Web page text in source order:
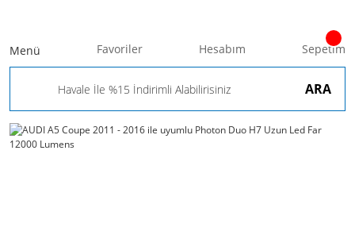
ARA
Menü Favoriler Hesabım Sepetim